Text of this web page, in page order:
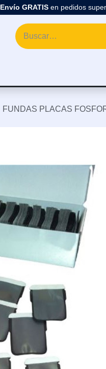
Envío GRATIS en pedidos
FUNDAS PLACAS